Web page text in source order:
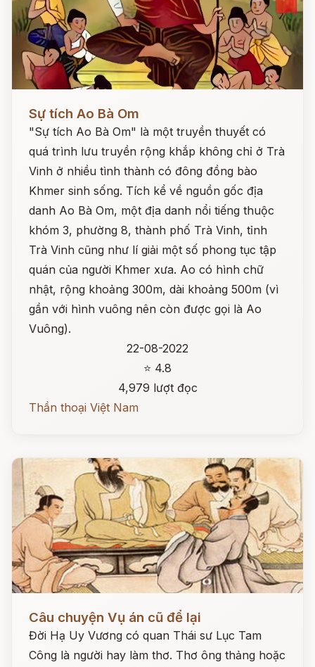
Sự tích Ao Bà Om
"Sự tích Ao Bà Om" là một truyền thuyết có
quá trình lưu truyền rộng khắp không chỉ ở Trà
Vinh ở nhiều tình thành có đông đồng bào
Khmer sinh sống. Tích kể về nguồn gốc địa
danh Ao Bà Om, một địa danh nổi tiếng thuộc
khóm 3, phường 8, thành phố Trà Vinh, tỉnh
Trà Vinh cũng như lí giải một số phong tục tập
quán của người Khmer xưa. Ao có hình chữ
nhật, rộng khoảng 300m, dài khoảng 500m (vì
gần với hình vuông nên còn được gọi là Ao
Vuông).
22-08-2022
⭐ 4.8
4,979 lượt đọc
Thần thoại Việt Nam
Câu chuyện Vụ án cũ để lại
Đời Hạ Uy Vương có quan Thái sư Lục Tam
Công là người hay làm thơ. Thơ ông thảng hoặc